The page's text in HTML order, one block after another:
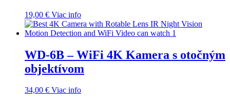
19,00 € Viac info
WD-6B – WiFi 4K Kamera s otočným
objektívom
34,00 € Viac info